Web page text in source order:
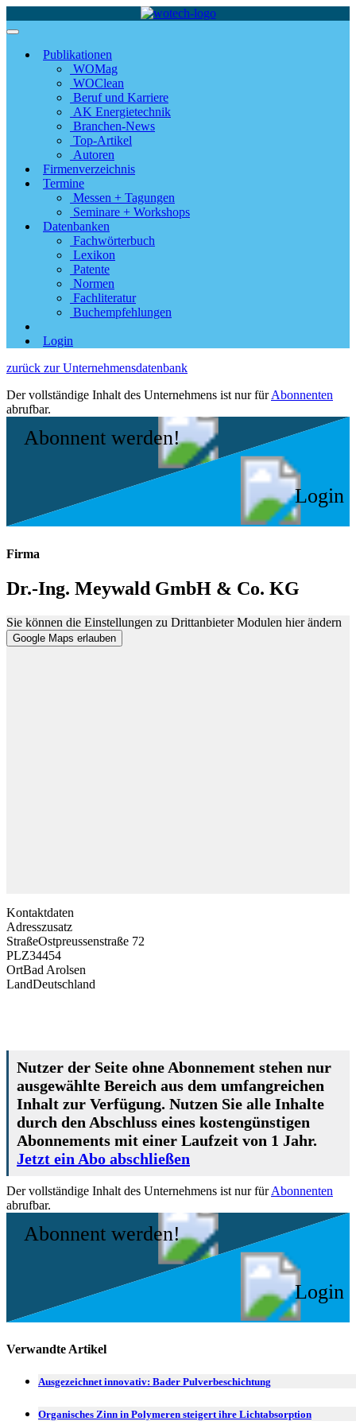
Publikationen
WOMag
WOClean
Beruf und Karriere
AK Energietechnik
Branchen-News
Top-Artikel
Autoren
Firmenverzeichnis
Termine
Messen + Tagungen
Seminare + Workshops
Datenbanken
Fachwörterbuch
Lexikon
Patente
Normen
Fachliteratur
Buchempfehlungen
Login
zurück zur Unternehmensdatenbank
Der vollständige Inhalt des Unternehmens ist nur fürAbonnenten
abrufbar.
Abonnent werden!
Login
Firma
Dr.-Ing. Meywald GmbH & Co. KG
Sie können die Einstellungen zu Drittanbieter Modulen hier ändern
Google Maps erlauben
Kontaktdaten
Adresszusatz
StraßeOstpreussenstraße 72
PLZ34454
OrtBad Arolsen
LandDeutschland
Nutzer der Seite ohne Abonnement stehen nur
ausgewählte Bereich aus dem umfangreichen
Inhalt zur Verfügung. Nutzen Sie alle Inhalte
durch den Abschluss eines kostengünstigen
Abonnements mit einer Laufzeit von 1 Jahr.
Jetzt ein Abo abschließen
Der vollständige Inhalt des Unternehmens ist nur fürAbonnenten
abrufbar.
Abonnent werden!
Login
Verwandte Artikel
Ausgezeichnet innovativ: Bader Pulverbeschichtung
Organisches Zinn in Polymeren steigert ihre Lichtabsorption